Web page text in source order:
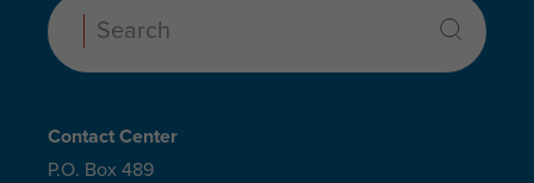
Search:
Contact Center
P.O. Box 489